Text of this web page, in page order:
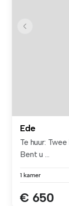
Ede
Te huur:
Bent u ...
1 kamer
€ 650